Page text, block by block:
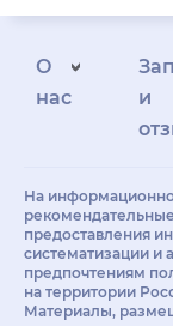
О
нас
и
На
предоставления
систематизации и
предпочтениям
на территории
Материалы,